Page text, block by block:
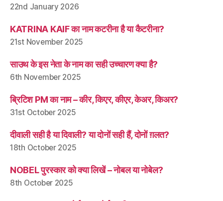
22nd January 2026
KATRINA KAIF का नाम कटरीना है या कैटरीना?
21st November 2025
साउथ के इस नेता के नाम का सही उच्चारण क्या है?
6th November 2025
ब्रिटिश PM का नाम – कीर, किएर, कीएर, केअर, किअर?
31st October 2025
दीवाली सही है या दिवाली? या दोनों सही हैं, दोनों ग़लत?
18th October 2025
NOBEL पुरस्कार को क्या लिखें – नोबल या नोबेल?
8th October 2025